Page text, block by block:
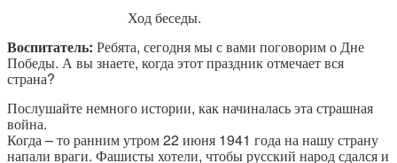
Ход беседы.
Воспитатель: Ребята, сегодня мы с вами поговорим о Дне
Победы. А вы знаете, когда этот праздник отмечает вся
страна?
Послушайте немного истории, как начиналась эта страшная
война.
Когда – то ранним утром 22 июня 1941 года на нашу страну
напали враги. Фашисты хотели, чтобы русский народ сдался и